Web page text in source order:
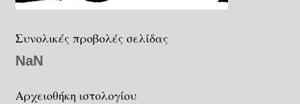
Συνολικές προβολές σελίδας
NaN
Αρχειοθήκη ιστολογίου